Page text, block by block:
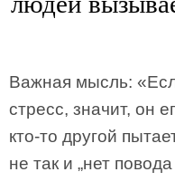
Важная мысль:
стресс, значит, он
кто-то другой
не так и „нет